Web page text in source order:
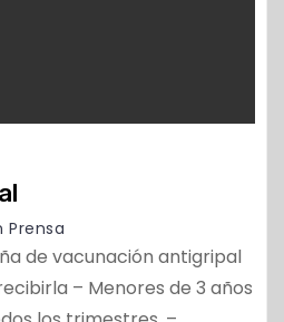
Prensa
de vacunación antigripal
– Menores de 3 años